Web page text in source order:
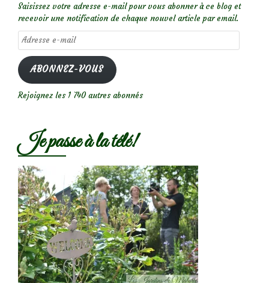
Saisissez votre adresse e-mail pour vous abonner à ce blog et
recevoir une notification de chaque nouvel article par email.
Adresse
e-
mail
ABONNEZ-VOUS
Rejoignez les 1 740 autres abonnés
Je passe à la télé!